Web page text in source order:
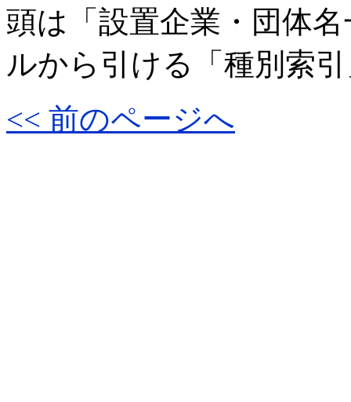
頭は「設置企業・団体
ルから引ける「種別索
<< 前のページへ